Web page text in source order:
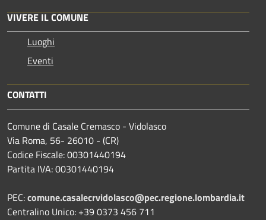
VIVERE IL COMUNE
Luoghi
Eventi
CONTATTI
Comune di Casale Cremasco - Vidolasco
Via Roma, 56- 26010 - (CR)
Codice Fiscale: 00301440194
Partita IVA: 00301440194
PEC:comune.casalecrvidolasco@pec.regione.lombardia.it
Centralino Unico: +39 0373 456 711